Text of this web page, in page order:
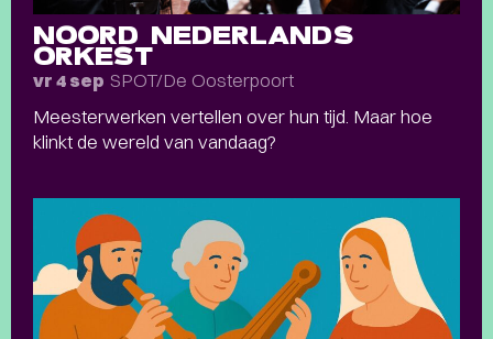
NOORD NEDERLANDS
ORKEST
vr 4 sep SPOT/De Oosterpoort
Meesterwerken vertellen over hun tijd. Maar hoe
klinkt de wereld van vandaag?